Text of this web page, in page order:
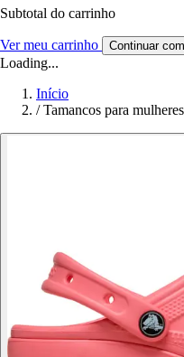
Subtotal do carrinho
Ver meu carrinho Continuar
Loading...
Início
/ Tamancos para